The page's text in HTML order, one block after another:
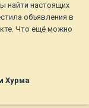
найти настоящих
объявления в
Что ещё можно
Хурма